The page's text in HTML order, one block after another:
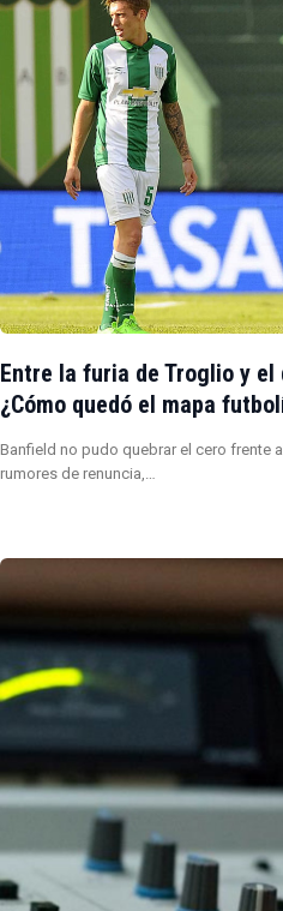
Entre la furia de Troglio y el
¿Cómo quedó el mapa
Banfield no pudo quebrar el cero frente
rumores de renuncia,…